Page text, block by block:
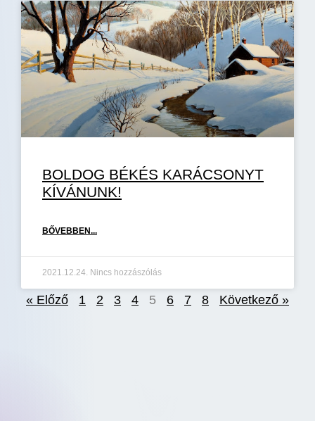
BOLDOG BÉKÉS KARÁCSONYT
KÍVÁNUNK!
BŐVEBBEN...
2021.12.24. Nincs hozzászólás
« Előző 1 2 3 4 5 6 7 8 Következő »